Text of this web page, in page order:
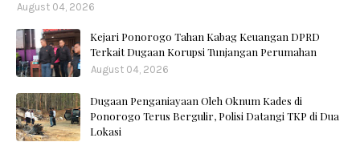
August 04, 2026
Kejari Ponorogo Tahan Kabag Keuangan DPRD
Terkait Dugaan Korupsi Tunjangan Perumahan
August 04, 2026
Dugaan Penganiayaan Oleh Oknum Kades di
Ponorogo Terus Bergulir, Polisi Datangi TKP di Dua
Lokasi